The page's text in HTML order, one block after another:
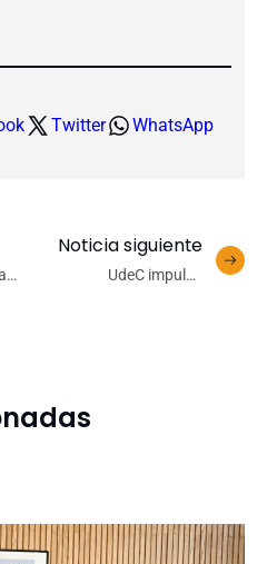
Twitter WhatsApp
Noticia siguiente
UdeC impulsa